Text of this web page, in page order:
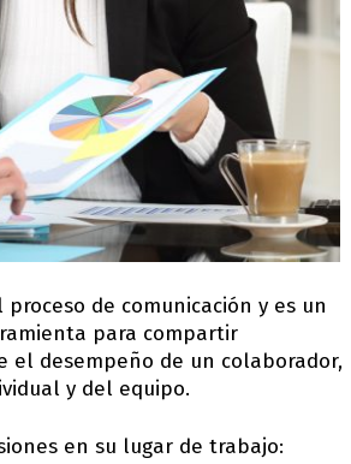
de comunicación y es un
para compartir
el desempeño de un colaborador,
y del equipo.
en su lugar de trabajo: